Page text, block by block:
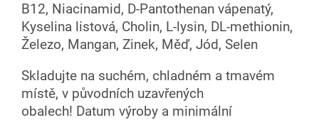
B12, Niacinamid, D-Pantothenan vápenatý,
Kyselina listová, Cholin, L-lysin, DL-methionin,
Železo, Mangan, Zinek, Měď, Jód, Selen
Skladujte na suchém, chladném a tmavém
místě, v původních uzavřených
obalech! Datum výroby a minimální